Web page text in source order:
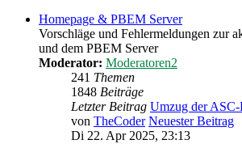
Homepage & PBEM Server
Vorschläge und Fehlermeldungen zur
und dem PBEM Server
Moderator: Moderatoren2
241 Themen
1848 Beiträge
Letzter Beitrag Umzug der
von TheCoder Neuester Beitrag
Di 22. Apr 2025, 23:13